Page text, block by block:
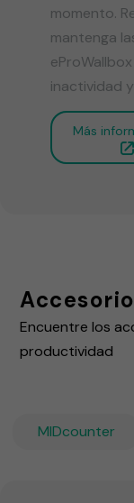
momento.
mantenga
inactividad
Más
Encuentre los
productividad
MIDcounter